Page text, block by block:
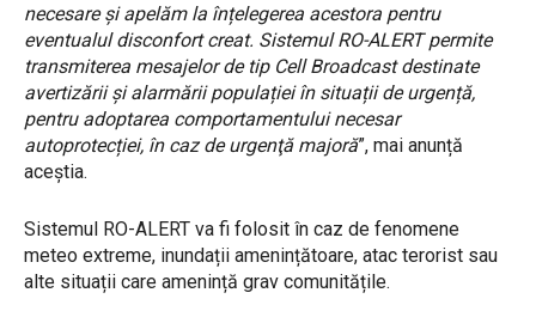
necesare și apelăm la înțelegerea acestora pentru
eventualul disconfort creat. Sistemul RO-ALERT permite
transmiterea mesajelor de tip Cell Broadcast destinate
avertizării și alarmării populației în situații de urgență,
pentru adoptarea comportamentului necesar
autoprotecției, în caz de urgenţă majoră”, mai anunță
aceștia.
Sistemul RO-ALERT va fi folosit în caz de fenomene
meteo extreme, inundații amenințătoare, atac terorist sau
alte situații care amenință grav comunitățile.